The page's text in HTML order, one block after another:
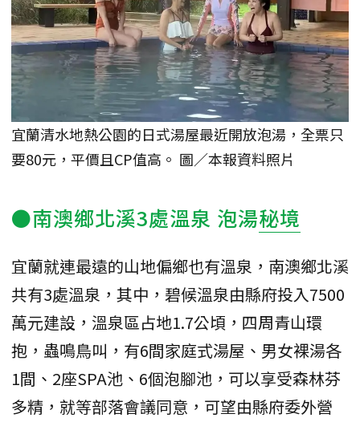
宜蘭清水地熱公園的日式湯屋最近開放泡湯，全票只
要80元，平價且CP值高。 圖／本報資料照片
●南澳鄉北溪3處溫泉 泡湯秘境
宜蘭就連最遠的山地偏鄉也有溫泉，南澳鄉北溪
共有3處溫泉，其中，碧候溫泉由縣府投入7500
萬元建設，溫泉區占地1.7公頃，四周青山環
抱，蟲鳴鳥叫，有6間家庭式湯屋、男女裸湯各
1間、2座SPA池、6個泡腳池，可以享受森林芬
多精，就等部落會議同意，可望由縣府委外營